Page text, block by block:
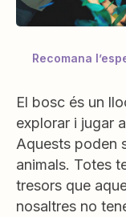
Recomana
El bosc és un
explorar i jugar
Aquests poden
animals. Totes
tresors que
nosaltres no